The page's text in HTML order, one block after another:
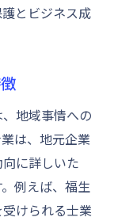
とビジネス成
地域事情への
は、地元企業
に詳しいた
例えば、福生
けられる士業